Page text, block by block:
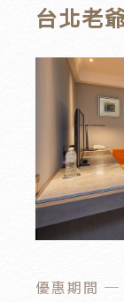
台北老
優惠期間